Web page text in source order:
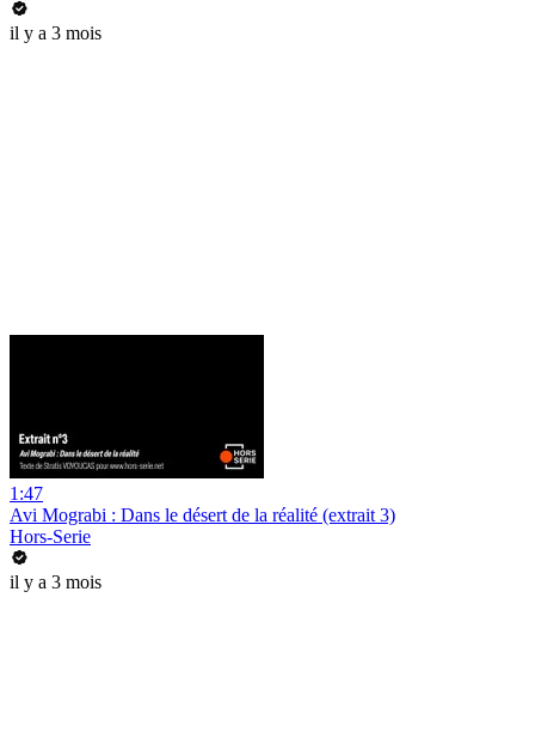
il y a 3 mois
1:47
Avi Mograbi : Dans le désert de la réalité (extrait 3)
Hors-Serie
il y a 3 mois